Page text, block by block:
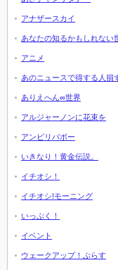
アナザースカイ
あなたの知るかもしれない
アニメ
あのニュースで得する人損
ありえへん∞世界
アルジャーノンに花束を
アンビリバボー
いきなり！黄金伝説。
イチオシ！
イチオシ!モーニング
いっぷく！
イベント
ウェークアップ！ぷらす